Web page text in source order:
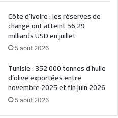
Côte d’Ivoire : les réserves de
change ont atteint 56,29
milliards USD en juillet
5 août 2026
Tunisie : 352 000 tonnes d’huile
d’olive exportées entre
novembre 2025 et fin juin 2026
5 août 2026